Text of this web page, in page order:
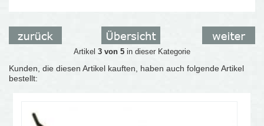
Artikel 3 von 5in dieser Kategorie
Kunden, die diesen Artikel kauften, haben auch folgende Artikel
bestellt: